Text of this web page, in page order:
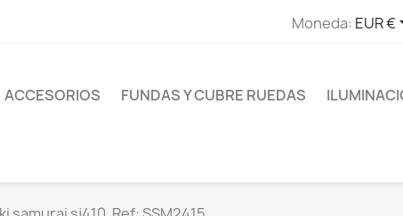
Moneda: EUR €
ACCESORIOS FUNDAS Y CUBRE RUEDAS